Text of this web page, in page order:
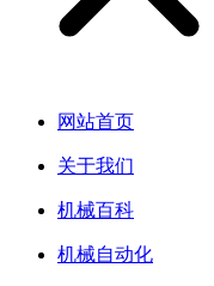
网站首页
关于我们
机械百科
机械自动化